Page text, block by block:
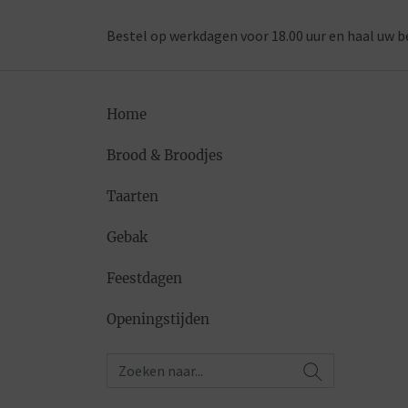
Bestel op werkdagen voor 18.00 uur en haal
Home
Brood & Broodjes
Taarten
Gebak
Feestdagen
Openingstijden